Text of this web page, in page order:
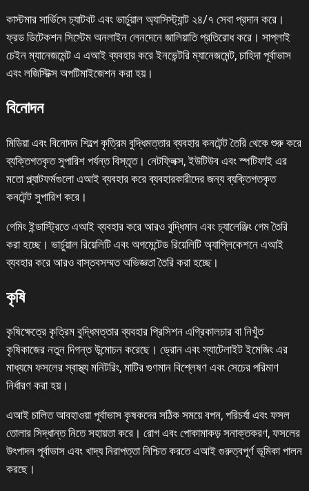
কাস্টমার সার্ভিসে চ্যাটবট এবং ভার্চুয়াল অ্যাসিস্ট্যান্ট ২৪/৭ সেবা প্রদান করে।
ফ্রড ডিটেকশন সিস্টেম অনলাইন লেনদেনে জালিয়াতি প্রতিরোধ করে। সাপ্লাই
চেইন ম্যানেজমেন্ট এ এআই ব্যবহার করে ইনভেন্টরি ম্যানেজমেন্ট, চাহিদা পূর্বাভাস
এবং লজিস্টিক্স অপটিমাইজেশন করা হয়।
বিনোদন
মিডিয়া এবং বিনোদন শিল্পে কৃত্রিম বুদ্ধিমত্তার ব্যবহার কনটেন্ট তৈরি থেকে শুরু করে
ব্যক্তিগতকৃত সুপারিশ পর্যন্ত বিস্তৃত। নেটফ্লিক্স, ইউটিউব এবং স্পটিফাই এর
মতো প্ল্যাটফর্মগুলো এআই ব্যবহার করে ব্যবহারকারীদের জন্য ব্যক্তিগতকৃত
কনটেন্ট সুপারিশ করে।
গেমিং ইন্ডাস্ট্রিতে এআই ব্যবহার করে আরও বুদ্ধিমান এবং চ্যালেঞ্জিং গেম তৈরি
করা হচ্ছে। ভার্চুয়াল রিয়েলিটি এবং অগমেন্টেড রিয়েলিটি অ্যাপ্লিকেশনে এআই
ব্যবহার করে আরও বাস্তবসম্মত অভিজ্ঞতা তৈরি করা হচ্ছে।
কৃষি
কৃষিক্ষেত্রে কৃত্রিম বুদ্ধিমত্তার ব্যবহার প্রিসিশন এগ্রিকালচার বা নিখুঁত
কৃষিকাজের নতুন দিগন্ত উন্মোচন করেছে। ড্রোন এবং স্যাটেলাইট ইমেজিং এর
মাধ্যমে ফসলের স্বাস্থ্য মনিটরিং, মাটির গুণমান বিশ্লেষণ এবং সেচের পরিমাণ
নির্ধারণ করা হয়।
এআই চালিত আবহাওয়া পূর্বাভাস কৃষকদের সঠিক সময়ে বপন, পরিচর্যা এবং ফসল
তোলার সিদ্ধান্ত নিতে সহায়তা করে। রোগ এবং পোকামাকড় সনাক্তকরণ, ফসলের
উৎপাদন পূর্বাভাস এবং খাদ্য নিরাপত্তা নিশ্চিত করতে এআই গুরুত্বপূর্ণ ভূমিকা পালন
করছে।